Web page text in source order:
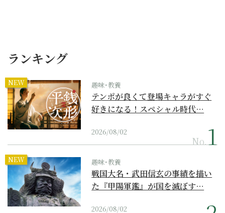
ランキング
NEW 趣味･教養
テンポが良くて登場キャラがすぐ
好きになる！スペシャル時代…
2026/08/02
No.
NEW 趣味･教養
戦国大名・武田信玄の事績を描い
た『甲陽軍鑑』が国を滅ぼす…
2026/08/02